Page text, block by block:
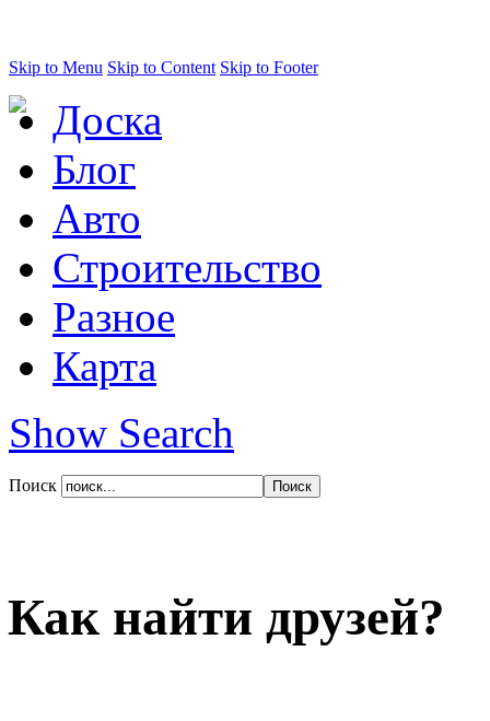
Skip to Menu Skip to Content Skip to Footer
Доска
Блог
Авто
Строительство
Разное
Карта
Show Search
Поиск
Как найти друзей?